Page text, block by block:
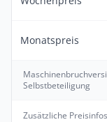
Monatspreis
Selbstbeteiligung
Zusätzliche